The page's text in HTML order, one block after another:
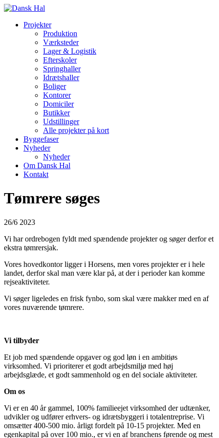
Projekter
Produktion
Værksteder
Lager & Logistik
Efterskoler
Springhaller
Idrætshaller
Boliger
Kontorer
Domiciler
Butikker
Udstillinger
Alle projekter på kort
Byggefaser
Nyheder
Nyheder
Om Dansk Hal
Kontakt
Tømrere søges
26/6 2023
Vi har ordrebogen fyldt med spændende projekter og søger derfor et
ekstra tømrersjak.
Vores hovedkontor ligger i Horsens, men vores projekter er i hele
landet, derfor skal man være klar på, at der i perioder kan komme
rejseaktiviteter.
Vi søger ligeledes en frisk fynbo, som skal være makker med en af
vores nuværende tømrere.
Vi tilbyder
Et job med spændende opgaver og god løn i en ambitiøs
virksomhed. Vi prioriterer et godt arbejdsmiljø med høj
arbejdsglæde, et godt sammenhold og en del sociale aktiviteter.
Om os
Vi er en 40 år gammel, 100% familieejet virksomhed der udtænker,
udvikler og udfører erhvers- og idrætsbyggeri i totalentreprise. Vi
omsætter 400-500 mio. årligt fordelt på 10-15 projekter. Med en
egenkapital på over 100 mio., er vi en af branchens førende og mest